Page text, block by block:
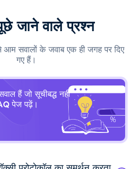
जाने वाले प्रश्न
आम सवालों के जवाब एक ही जगह पर दिए
गए हैं।
हैं जो सूचीबद्ध नहीं
पेज पढ़ें।